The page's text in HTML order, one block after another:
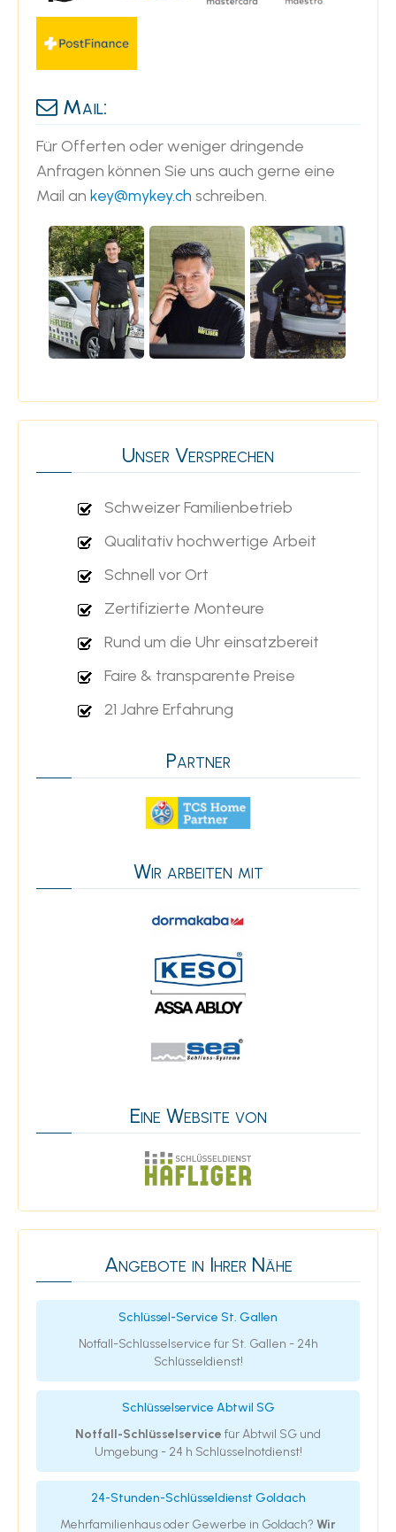
Mail:
Für Offerten oder weniger dringende
Anfragen können Sie uns auch gerne eine
Mail an key@mykey.ch schreiben.
Unser Versprechen
Schweizer Familienbetrieb
Qualitativ hochwertige Arbeit
Schnell vor Ort
Zertifizierte Monteure
Rund um die Uhr einsatzbereit
Faire & transparente Preise
21 Jahre Erfahrung
Partner
Wir arbeiten mit
Eine Website von
Angebote in Ihrer Nähe
Schlüssel-Service St. Gallen
Notfall-Schlüsselservice für St. Gallen - 24h
Schlüsseldienst!
Schlüsselservice Abtwil SG
Notfall-Schlüsselservice für Abtwil SG und
Umgebung - 24 h Schlüsselnotdienst!
24-Stunden-Schlüsseldienst Goldach
Mehrfamilienhaus oder Gewerbe in Goldach? Wir